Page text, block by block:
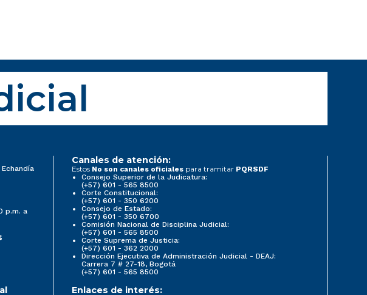
p.m. a
Canales de atención:
Estos No son canales oficiales para tramitar PQRSDF
Consejo Superior de la Judicatura:
(+57) 601 - 565 8500
Corte Constitucional:
(+57) 601 - 350 6200
Consejo de Estado:
(+57) 601 - 350 6700
Comisión Nacional de Disciplina Judicial:
(+57) 601 - 565 8500
Corte Suprema de Justicia:
(+57) 601 - 362 2000
Dirección Ejecutiva de Administración Judicial - DEAJ:
Carrera 7 # 27-18, Bogotá
(+57) 601 - 565 8500
Enlaces de interés: